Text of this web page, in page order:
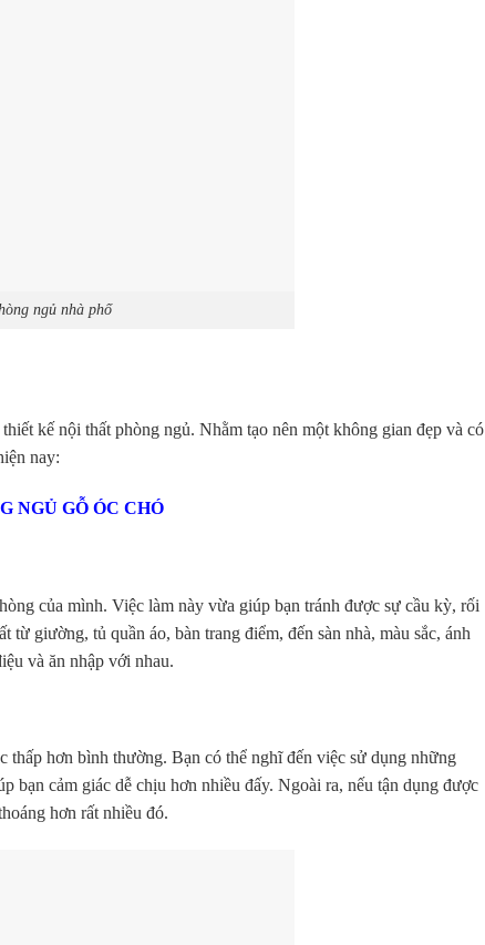
ngủ nhà phố
kế nội thất phòng ngủ. Nhằm tạo nên một không gian đẹp và có
nay:
NGỦ GỖ ÓC CHÓ
của mình. Việc làm này vừa giúp bạn tránh được sự cầu kỳ, rối
giường, tủ quần áo, bàn trang điểm, đến sàn nhà, màu sắc, ánh
và ăn nhập với nhau.
hơn bình thường. Bạn có thể nghĩ đến việc sử dụng những
bạn cảm giác dễ chịu hơn nhiều đấy. Ngoài ra, nếu tận dụng được
hơn rất nhiều đó.